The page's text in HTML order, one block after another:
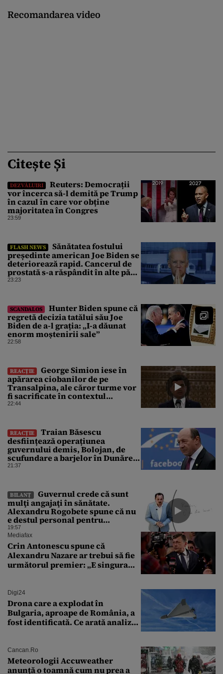
Recomandarea video
Citește Și
DEZVĂLUIRI
Reuters: Democrații
vor încerca să-l demită pe Trump
în cazul în care vor obține
majoritatea în Congres
23:59
FLASH NEWS
Sănătatea fostului
președinte american Joe Biden se
deteriorează rapid. Cancerul de
prostată s-a răspândit în alte părți
ale corpului
23:23
SCANDALOS
Hunter Biden spune că
regretă decizia tatălui său Joe
Biden de a-l grația: „I-a dăunat
enorm moștenirii sale”
22:58
REACȚIE
George Simion iese în
apărarea ciobanilor de pe
Transalpina, ale căror turme vor
fi sacrificate în contextul
focarului de variolă ovină
22:44
REACȚIE
Traian Băsescu
desființează operațiunea
guvernului demis, Bolojan, de
scufundare a barjelor în Dunăre:
„Este o improvizație”
21:37
BILANȚ
Guvernul crede că sunt
mulţi angajaţi în sănătate.
Alexandru Rogobete spune că nu
e destul personal pentru
combaterea infecţiilor
nosocomiale
19:57
Mediafax
Crin Antonescu spune că
Alexandru Nazare ar trebui să fie
următorul premier: „E singura
Digi24
Drona care a explodat în
Bulgaria, aproape de România, a
fost identificată. Ce arată analiza
Cancan.ro
Meteorologii Accuweather
anunță o toamnă cum nu prea a